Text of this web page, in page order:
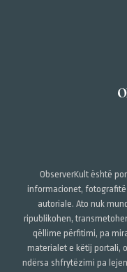
ObserverKult është
informacionet,
autoriale. Ato nuk
ripublikohen,
qëllime përfitimi, pa
materialet e këtij portali,
ndërsa shfrytëzimi pa